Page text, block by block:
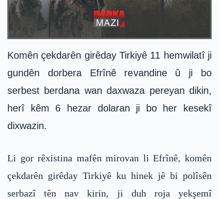
Komên çekdarên girêday Tirkiyê 11 hemwilatî ji
gundên dorbera Efrînê revandine û ji bo
serbest berdana wan daxwaza pereyan dikin,
herî kêm 6 hezar dolaran ji bo her kesekî
dixwazin.
Li gor rêxistina mafên mirovan li Efrînê, komên
çekdarên girêday Tirkiyê ku hinek jê bi polîsên
serbazî tên nav kirin, ji duh roja yekşemî